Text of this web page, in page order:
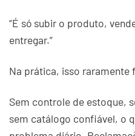
“É só subir o produto,
entregar.”
Na prática, isso
Sem controle de estoque,
sem catálogo confiável, o